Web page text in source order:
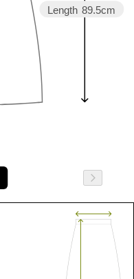
Length 89.5cm